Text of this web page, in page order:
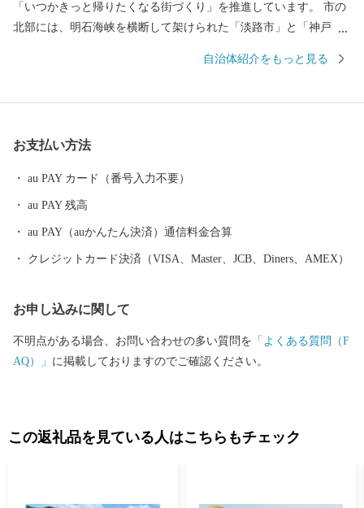
「いつかきっと帰りたくなる街づくり」を推進しています。 市の
北部には、明石海峡を横断して架けられた「淡路市」と「神戸
ています。 淡路島はかつて朝廷に食材を献上していた「御食国」
が揚がります。 なんと言っても、淡路島のブランド牛『淡路ビー
フ。』ここ淡路島で生まれる子牛はとても評価が高く、日本を代
自然豊かな淡路島で育った子牛です。 穏やかな太陽と、潮風が運
ぶミネラルをたっぷり含んだ大地で育った淡路島の牛は、旨味が
濃く、誰もがその味の違いを実感いただける品質を誇ります。
自治体紹介をもっと見る
お支払い方法
au PAY カード（番号入力不要）
au PAY 残高
au PAY（auかんたん決済）通信料金合算
クレジットカード決済（VISA、Master、JCB、Diners、AMEX）
お申し込みに関して
不明点がある場合、お問い合わせの多い質問を 「よくある質問（F
AQ）」 に掲載しておりますのでご確認ください。
この返礼品を見ている人はこちらもチェック